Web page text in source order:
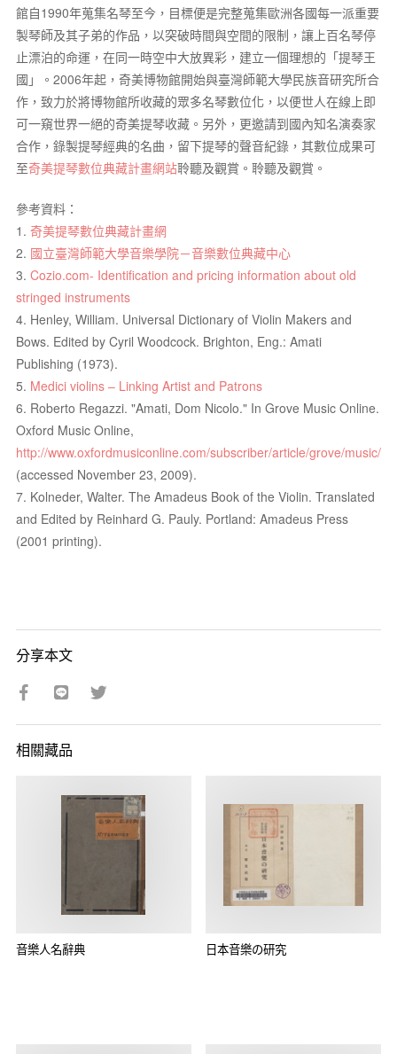
館自1990年蒐集名琴至今，目標便是完整蒐集歐洲各國每一派重要
製琴師及其子弟的作品，以突破時間與空間的限制，讓上百名琴停
止漂泊的命運，在同一時空中大放異彩，建立一個理想的「提琴王
國」。2006年起，奇美博物館開始與臺灣師範大學民族音研究所合
作，致力於將博物館所收藏的眾多名琴數位化，以便世人在線上即
可一窺世界一絕的奇美提琴收藏。另外，更邀請到國內知名演奏家
合作，錄製提琴經典的名曲，留下提琴的聲音紀錄，其數位成果可
至奇美提琴數位典藏計畫網站聆聽及觀賞。聆聽及觀賞。
參考資料：
1. 奇美提琴數位典藏計畫網
2. 國立臺灣師範大學音樂學院－音樂數位典藏中心
3. Cozio.com- Identification and pricing information about old
stringed instruments
4. Henley, William. Universal Dictionary of Violin Makers and
Bows. Edited by Cyril Woodcock. Brighton, Eng.: Amati
Publishing (1973).
5. Medici violins – Linking Artist and Patrons
6. Roberto Regazzi. "Amati, Dom Nicolo." In Grove Music Online.
Oxford Music Online,
http://www.oxfordmusiconline.com/subscriber/article/grove/music/
(accessed November 23, 2009).
7. Kolneder, Walter. The Amadeus Book of the Violin. Translated
and Edited by Reinhard G. Pauly. Portland: Amadeus Press
(2001 printing).
分享本文
相關藏品
音樂人名辭典 日本音樂の研究